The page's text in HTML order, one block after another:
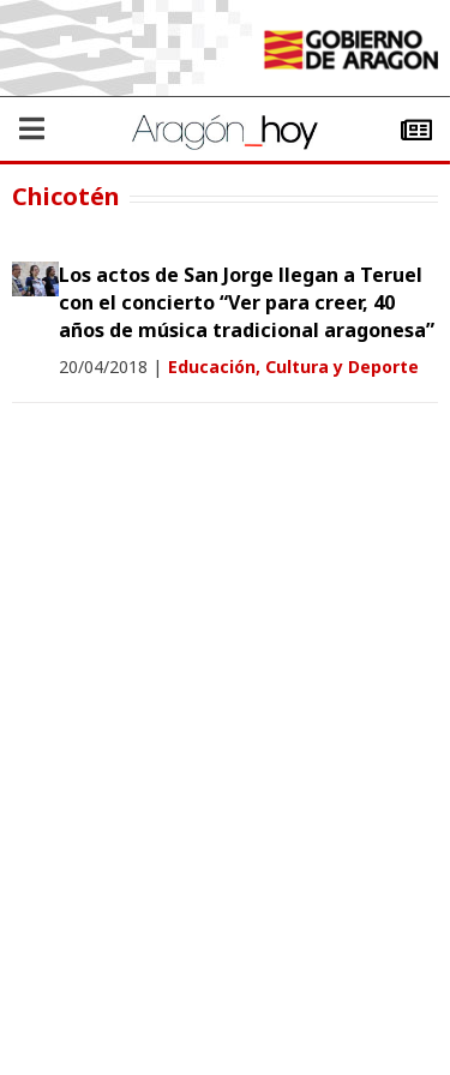
Chicotén
Los actos de San Jorge llegan a Teruel
con el concierto “Ver para creer, 40
años de música tradicional aragonesa”
20/04/2018 | Educación, Cultura y Deporte